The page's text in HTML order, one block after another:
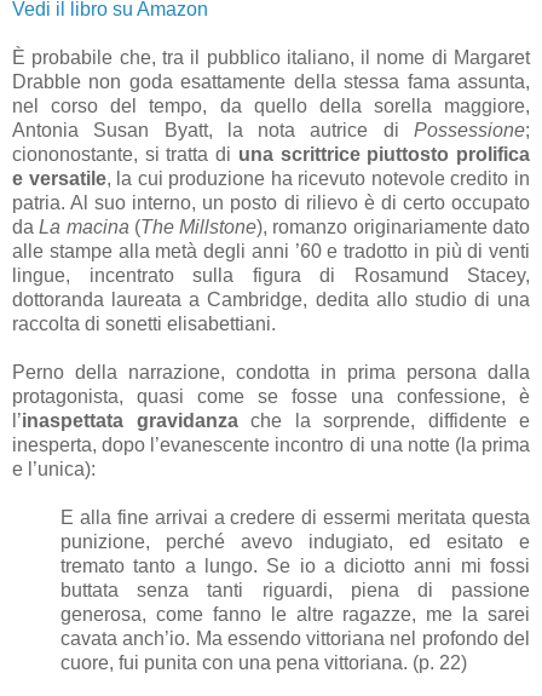
Vedi il libro su Amazon
È probabile che, tra il pubblico italiano, il nome di Margaret
Drabble non goda esattamente della stessa fama assunta,
nel corso del tempo, da quello della sorella maggiore,
Antonia Susan Byatt, la nota autrice di Possessione;
ciononostante, si tratta di una scrittrice piuttosto prolifica
e versatile, la cui produzione ha ricevuto notevole credito in
patria. Al suo interno, un posto di rilievo è di certo occupato
daLa macina(The Millstone), romanzo originariamente dato
alle stampe alla metà degli anni ’60 e tradotto in più di venti
lingue, incentrato sulla figura di Rosamund Stacey,
dottoranda laureata a Cambridge, dedita allo studio di una
raccolta di sonetti elisabettiani.
Perno della narrazione, condotta in prima persona dalla
protagonista, quasi come se fosse una confessione, è
l’inaspettata gravidanza che la sorprende, diffidente e
inesperta, dopo l’evanescente incontro di una notte (la prima
e l’unica):
E alla fine arrivai a credere di essermi meritata questa
punizione, perché avevo indugiato, ed esitato e
tremato tanto a lungo. Se io a diciotto anni mi fossi
buttata senza tanti riguardi, piena di passione
generosa, come fanno le altre ragazze, me la sarei
cavata anch’io. Ma essendo vittoriana nel profondo del
cuore, fui punita con una pena vittoriana. (p. 22)